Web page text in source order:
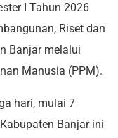
I Tahun 2026
Riset dan
Banjar melalui
Manusia (PPM).
hari, mulai 7
Banjar ini